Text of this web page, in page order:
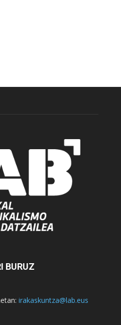
BURUZ
irakaskuntza@lab.eus